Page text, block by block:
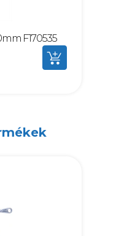
F170535